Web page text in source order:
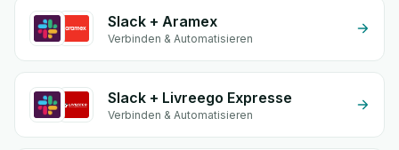
Slack + Aramex
Verbinden & Automatisieren
Slack + Livreego Expresse
Verbinden & Automatisieren